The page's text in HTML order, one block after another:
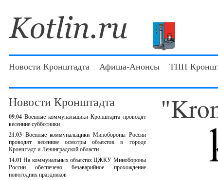
Новости Кронштадта Афиша-Анонсы ТПП
Новости Кронштадта
09.04 Военные коммунальщики Кронштадта проводят
весенние субботники
21.03 Военные коммунальщики Минобороны России
проводят весенние осмотры объектов в городе
Кронштадт и Ленинградской области
14.01 На коммунальных объектах ЦЖКУ Минобороны
России обеспечено безаварийное прохождение
новогодних праздников